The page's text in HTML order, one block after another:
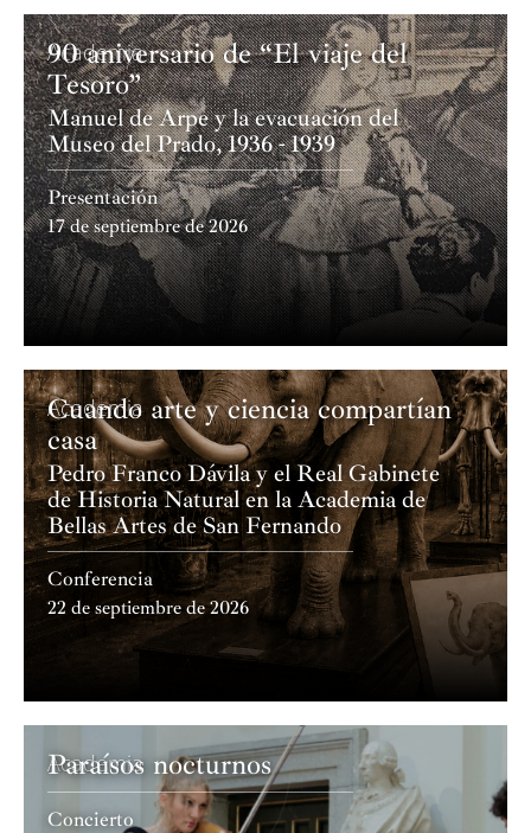
y el Premio Nacional de Música 2015.
Academia
90 aniversario de “El viaje del
Tesoro”
Manuel de Arpe y la evacuación del
Museo del Prado, 1936 - 1939
Presentación
17 de septiembre de 2026
Academia
Cuando arte y ciencia compartían
casa
Pedro Franco Dávila y el Real Gabinete
de Historia Natural en la Academia de
Bellas Artes de San Fernando
Conferencia
22 de septiembre de 2026
Academia
Paraísos nocturnos
Concierto